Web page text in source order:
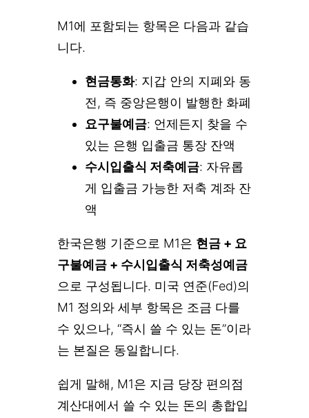
M1에 포함되는 항목은 다음과 같습
니다.
현금통화: 지갑 안의 지폐와 동
전, 즉 중앙은행이 발행한 화폐
요구불예금: 언제든지 찾을 수
있는 은행 입출금 통장 잔액
수시입출식 저축예금: 자유롭
게 입출금 가능한 저축 계좌 잔
액
한국은행 기준으로 M1은 현금 + 요
구불예금 + 수시입출식 저축성예금
으로 구성됩니다. 미국 연준(Fed)의
M1 정의와 세부 항목은 조금 다를
수 있으나, “즉시 쓸 수 있는 돈”이라
는 본질은 동일합니다.
쉽게 말해, M1은 지금 당장 편의점
계산대에서 쓸 수 있는 돈의 총합입